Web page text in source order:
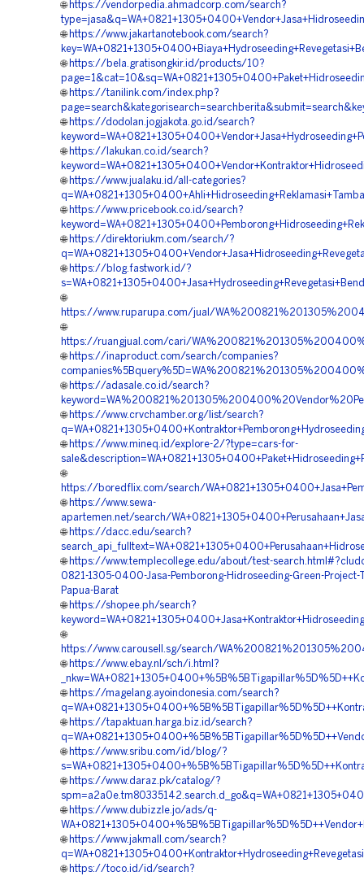
🌐 https://vendorpedia.ahmadcorp.com/search?
🌐 https://www.jakartanotebook.com/search?
🌐 https://bela.gratisongkir.id/products/10?
🌐 https://tanilink.com/index.php?
🌐 https://dodolan.jogjakota.go.id/search?
🌐 https://lakukan.co.id/search?
🌐 https://www.jualaku.id/all-categories?
🌐 https://www.pricebook.co.id/search?
🌐 https://direktoriukm.com/search/?
🌐 https://blog.fastwork.id/?
🌐
https://www.ruparupa.com/jual/
🌐
https://ruangjual.com/cari/
🌐 https://inaproduct.com/search/companies?
🌐 https://adasale.co.id/search?
🌐 https://www.crvchamber.org/list/search?
🌐 https://www.mineq.id/explore-2/?type=cars-for-
🌐
https://boredflix.com/search/
🌐 https://www.sewa-
apartemen.net/search/
🌐 https://dacc.edu/search?
🌐 https://www.templecollege.edu/about/test-
0821-1305-0400-Jasa-Pemborong-Hidroseeding-Green-Project-
Papua-Barat
🌐 https://shopee.ph/search?
🌐
https://www.carousell.sg/search/
🌐 https://www.ebay.nl/sch/i.html?
🌐 https://magelang.ayoindonesia.com/search?
🌐 https://tapaktuan.harga.biz.id/search?
🌐 https://www.sribu.com/id/blog/?
🌐 https://www.daraz.pk/catalog/?
🌐 https://www.dubizzle.jo/ads/q-
🌐 https://www.jakmall.com/search?
🌐 https://toco.id/id/search?